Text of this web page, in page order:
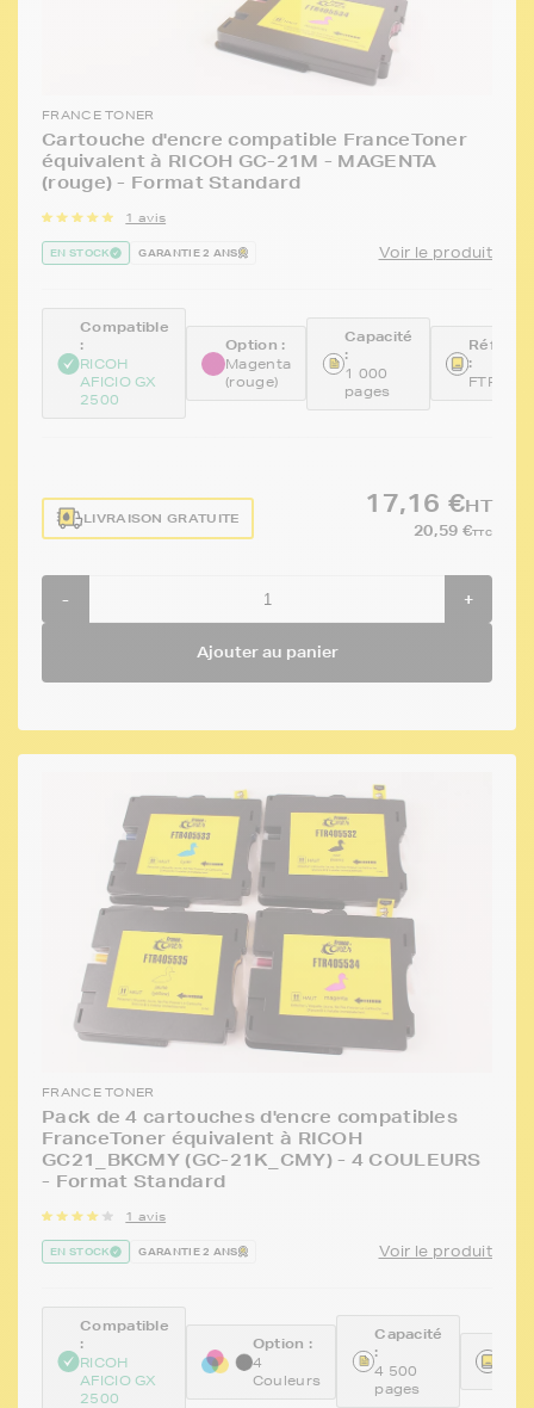
FRANCE TONER
Cartouche d'encre compatible FranceToner
équivalent à RICOH GC-21M - MAGENTA
(rouge) - Format Standard
1 avis
EN STOCK GARANTIE 2 ANS Voir le produit
Compatible
:
RICOH
AFICIO GX
2500
Option :
Magenta
(rouge)
Capacité
:
1 000
pages
:
LIVRAISON GRATUITE
17,16 €HT
20,59 €TTC
- +
Ajouter au panier
FRANCE TONER
Pack de 4 cartouches d'encre compatibles
FranceToner équivalent à RICOH
GC21_BKCMY (GC-21K_CMY) - 4 COULEURS
- Format Standard
1 avis
EN STOCK GARANTIE 2 ANS Voir le produit
Compatible
:
RICOH
AFICIO GX
2500
Option :
4
Couleurs
Capacité
:
4 500
pages